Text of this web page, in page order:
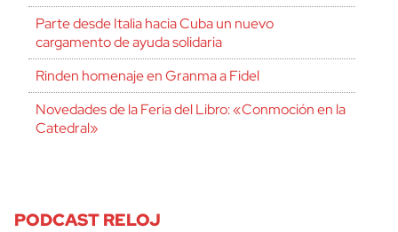
Parte desde Italia hacia Cuba un nuevo
cargamento de ayuda solidaria
Rinden homenaje en Granma a Fidel
Novedades de la Feria del Libro: «Conmoción en la
Catedral»
PODCAST RELOJ